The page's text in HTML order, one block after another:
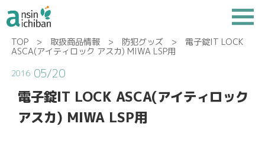
TOP> 取扱商品情報> 防犯グッズ> 電子錠IT LOCK
ASCA(アイティロック アスカ) MIWA LSP用
2016 05/20
電子錠IT LOCK ASCA(アイティロック
アスカ) MIWA LSP用